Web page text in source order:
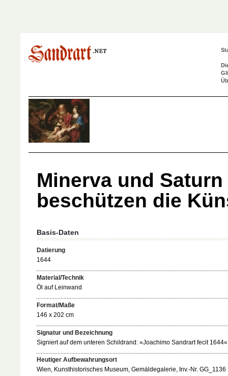
Minerva und Saturn
beschützen die
Basis-Daten
Datierung
1644
Material/Technik
Öl auf Leinwand
Format/Maße
146 x 202 cm
Signatur und Bezeichnung
Signiert auf dem unteren Schildrand: »Joachimo Sandrart fecit 1644«
Heutiger Aufbewahrungsort
Wien, Kunsthistorisches Museum, Gemäldegalerie, Inv.-Nr. GG_1136